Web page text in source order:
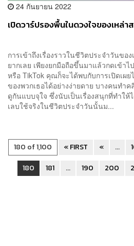
24 กันยายน 2022
เปิดวาร์ปรองพื้นในดวงใจของเหล่า
การเข้าถึงเรื่องราวในชีวิตประจำวันขอ
ยากเลย เพียงยกมือถือขึ้นมาแล้วกดเข้าไ
หรือ TikTok คุณก็จะได้พบกับการเปิดเผย
ของพวกเธอได้อย่างง่ายดาย บางคนทำค
ดูกันแบบจุใจ ซึ่งนับเป็นเรื่องสนุกที่ทำใ
เลบใช้จริงในชีวิตประจำวันนั้นม...
180 of 1,100 « FIRST « ...
180
181 ... 190 200